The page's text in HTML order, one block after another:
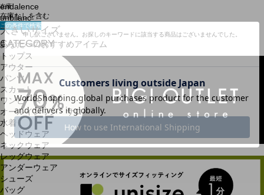
endalence
unbilanc
大きいサイズ
CATEGORY
トップス
アウター
パンツ
スカート
ワンピース
オールインワン・サロペット
水着
ヘッドウェア
ネックウェア
レッグウェア
アンダーウェア
シューズ
バッグ
在庫
在庫なしを含む
この条件で検索
申し訳ございません。お探しのキーワードに該当する商品はございませんでした。
あなたへのおすすめアイテム